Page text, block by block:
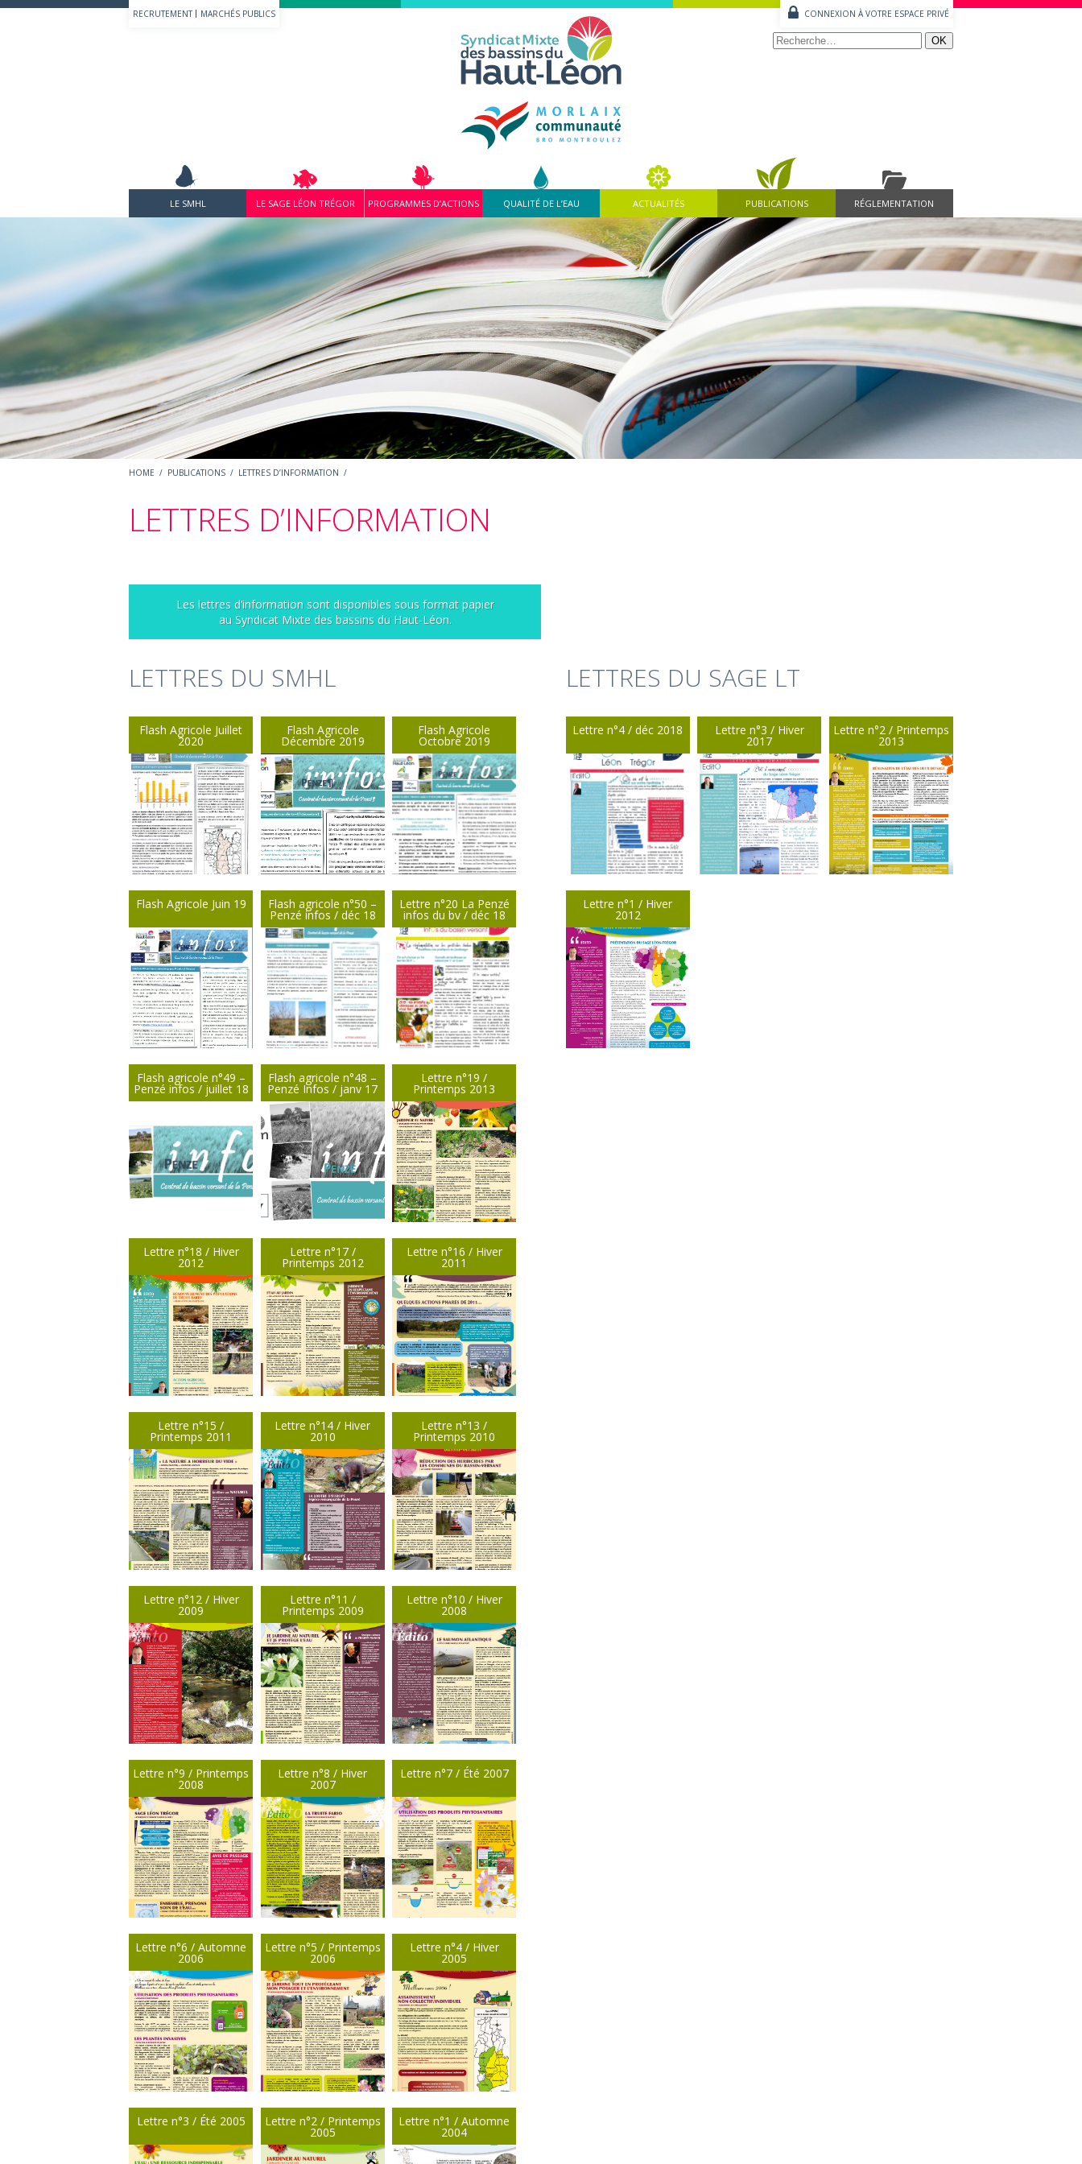
RECRUTEMENT MARCHÉS PUBLICS
LE SMHL LE SAGE LÉON TRÉGOR PROGRAMMES D’ACTIONS QUALITÉ DE L’EAU ACTUALITÉS PUBLICATIONS RÉGLEMENTATION
CONNEXION À VOTRE ESPACE PRIVÉ
HOME / PUBLICATIONS / LETTRES D’INFORMATION /
LETTRES D’INFORMATION
Les lettres d’information sont disponibles sous format papier
au Syndicat Mixte des bassins du Haut-Léon.
LETTRES DU SMHL
Flash Agricole Juillet
2020
Flash Agricole
Décembre 2019
Flash Agricole
Octobre 2019
Flash Agricole Juin 19 Flash agricole n°50 –
Penzé infos / déc 18
Lettre n°20 La Penzé
infos du bv / déc 18
Flash agricole n°49 –
Penzé infos / juillet 18
Flash agricole n°48 –
Penzé Infos / janv 17
Lettre n°19 /
Printemps 2013
Lettre n°18 / Hiver
2012
Lettre n°17 /
Printemps 2012
Lettre n°16 / Hiver
2011
Lettre n°15 /
Printemps 2011
Lettre n°14 / Hiver
2010
Lettre n°13 /
Printemps 2010
Lettre n°12 / Hiver
2009
Lettre n°11 /
Printemps 2009
Lettre n°10 / Hiver
2008
Lettre n°9 / Printemps
2008
Lettre n°8 / Hiver
2007
Lettre n°7 / Été 2007
Lettre n°6 / Automne
2006
Lettre n°5 / Printemps
2006
Lettre n°4 / Hiver
2005
Lettre n°3 / Été 2005 Lettre n°2 / Printemps
2005
Lettre n°1 / Automne
2004
LETTRES DU SAGE LT
Lettre n°4 / déc 2018 Lettre n°3 / Hiver
2017
Lettre n°2 / Printemps
2013
Lettre n°1 / Hiver
2012